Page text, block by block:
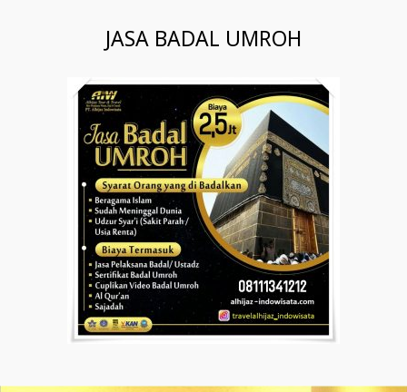
JASA BADAL UMROH